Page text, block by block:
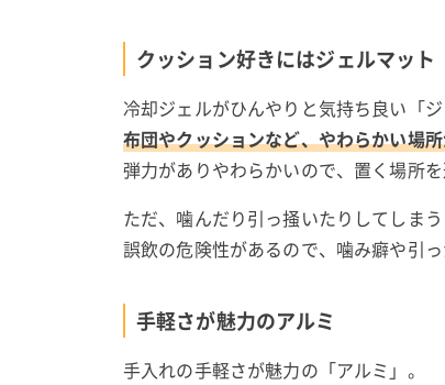
クッション好きにはジェルマット
冷却ジェルがひんやりと気持ち良い「ジ
布団やクッションなど、やわらかい場
弾力がありやわらかいので、置く場所
ただ、噛んだり引っ掻いたりしてしま
誤飲の危険性があるので、噛み癖や引
手軽さが魅力のアルミ
手入れの手軽さが魅力の「アルミ」。